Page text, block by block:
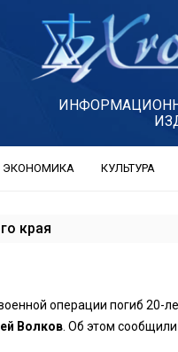
ЭКОНОМИКА КУЛЬТУРА
края
операции погиб 20-
Волков. Об этом